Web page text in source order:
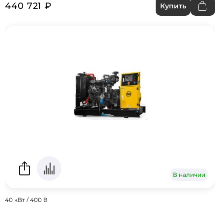
440 721 ₽
Купить
В наличии
40 кВт / 400 В